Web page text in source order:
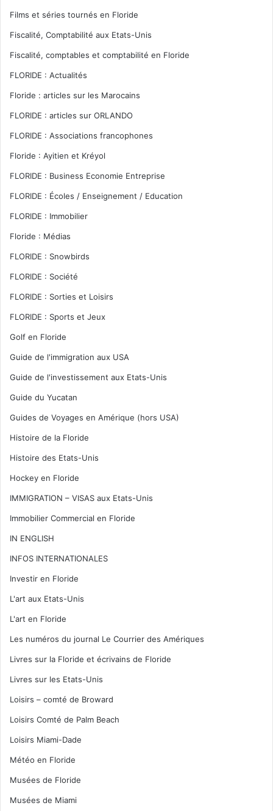
Films et séries tournés en Floride
Fiscalité, Comptabilité aux Etats-Unis
Fiscalité, comptables et comptabilité en Floride
FLORIDE : Actualités
Floride : articles sur les Marocains
FLORIDE : articles sur ORLANDO
FLORIDE : Associations francophones
Floride : Ayitien et Kréyol
FLORIDE : Business Economie Entreprise
FLORIDE : Écoles / Enseignement / Education
FLORIDE : Immobilier
Floride : Médias
FLORIDE : Snowbirds
FLORIDE : Société
FLORIDE : Sorties et Loisirs
FLORIDE : Sports et Jeux
Golf en Floride
Guide de l'immigration aux USA
Guide de l'investissement aux Etats-Unis
Guide du Yucatan
Guides de Voyages en Amérique (hors USA)
Histoire de la Floride
Histoire des Etats-Unis
Hockey en Floride
IMMIGRATION – VISAS aux Etats-Unis
Immobilier Commercial en Floride
IN ENGLISH
INFOS INTERNATIONALES
Investir en Floride
L'art aux Etats-Unis
L'art en Floride
Les numéros du journal Le Courrier des Amériques
Livres sur la Floride et écrivains de Floride
Livres sur les Etats-Unis
Loisirs – comté de Broward
Loisirs Comté de Palm Beach
Loisirs Miami-Dade
Météo en Floride
Musées de Floride
Musées de Miami